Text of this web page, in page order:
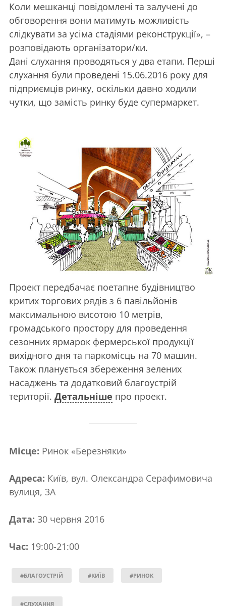
Коли мешканці повідомлені та залучені до
обговорення вони матимуть можливість
слідкувати за усіма стадіями реконструкції», –
розповідають організатори/ки.
Дані слухання проводяться у два етапи. Перші
слухання були проведені 15.06.2016 року для
підприємців ринку, оскільки давно ходили
чутки, що замість ринку буде супермаркет.
Проект передбачає поетапне будівництво
критих торгових рядів з 6 павільйонів
максимальною висотою 10 метрів,
громадського простору для проведення
сезонних ярмарок фермерської продукції
вихідного дня та паркомісць на 70 машин.
Також планується збереження зелених
насаджень та додатковий благоустрій
території. Детальніше про проект.
Місце: Ринок «Березняки»
Адреса: Київ, вул. Олександра Серафимовича
вулиця, 3А
Дата: 30 червня 2016
Час: 19:00-21:00
#БЛАГОУСТРІЙ #КИЇВ #РИНОК
#СЛУХАННЯ